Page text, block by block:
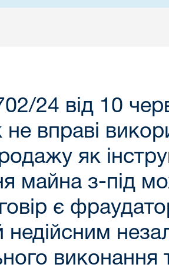
24 від 10
вправі
як
майна з-під
є
недійсним
виконання